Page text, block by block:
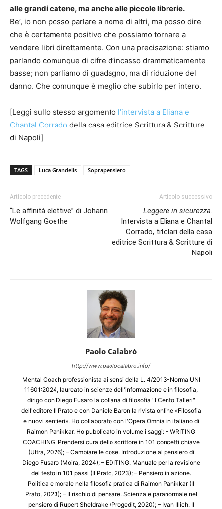
alle grandi catene, ma anche alle piccole librerie.
Be’, io non posso parlare a nome di altri, ma posso dire
che è certamente positivo che possiamo tornare a
vendere libri direttamente. Con una precisazione: stiamo
parlando comunque di cifre d’incasso drammaticamente
basse; non parliamo di guadagno, ma di riduzione del
danno. Che comunque è meglio che subirlo per intero.
[Leggi sullo stesso argomento l’intervista a Eliana e
Chantal Corrado della casa editrice Scrittura & Scritture
di Napoli]
TAGS Luca Grandelis Soprapensiero
Articolo precedente
“Le affinità elettive” di Johann
Wolfgang Goethe
Articolo successivo
Leggere in sicurezza.
Intervista a Eliana e Chantal
Corrado, titolari della casa
editrice Scrittura & Scritture di
Napoli
Paolo Calabrò
http://www.paolocalabro.info/
Mental Coach professionista ai sensi della L. 4/2013-Norma UNI
11601:2024, laureato in scienze dell'informazione e in filosofia,
dirigo con Diego Fusaro la collana di filosofia "I Cento Talleri"
dell'editore Il Prato e con Daniele Baron la rivista online «Filosofia
e nuovi sentieri». Ho collaborato con l'Opera Omnia in italiano di
Raimon Panikkar. Ho pubblicato in volume i saggi: – WRITING
COACHING. Prendersi cura dello scrittore in 101 concetti chiave
(Ultra, 2026); – Cambiare le cose. Introduzione al pensiero di
Diego Fusaro (Moira, 2024); – EDITING. Manuale per la revisione
del testo in 101 passi (Il Prato, 2023); – Pensiero in azione.
Politica e morale nella filosofia pratica di Raimon Panikkar (Il
Prato, 2023); – Il rischio di pensare. Scienza e paranormale nel
pensiero di Rupert Sheldrake (Progedit, 2020); – Ivan Illich. Il